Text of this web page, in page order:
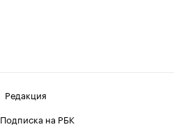
Редакция
Подписка на РБК